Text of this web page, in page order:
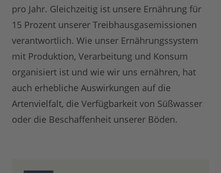
pro Jahr. Gleichzeitig ist unsere Ernährung für
15 Prozent unserer Treibhausgasemissionen
verantwortlich. Wie unser Ernährungssystem
mit Produktion, Verarbeitung und Konsum
organisiert ist und wie wir uns ernähren, hat
auch erhebliche Auswirkungen auf die
Artenvielfalt, die Verfügbarkeit von Süßwasser
oder die Beschaffenheit unserer Böden.